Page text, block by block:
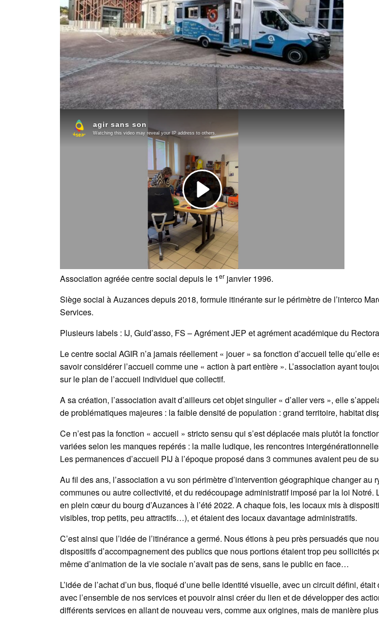
Association agréée centre social depuis le 1er janvier 1996.
Siège social à Auzances depuis 2018, formule itinérante sur le périmètre de l’interco
Services.
Plusieurs labels : IJ, Guid’asso, FS – Agrément JEP et agrément académique du
Le centre social AGIR n’a jamais réellement « jouer » sa fonction d’accueil telle
savoir considérer l’accueil comme une « action à part entière ». L’association ayant
sur le plan de l’accueil individuel que collectif.
A sa création, l’association avait d’ailleurs cet objet singulier « d’aller vers », elle
de problématiques majeures : la faible densité de population : grand territoire, habitat
Ce n’est pas la fonction « accueil » stricto sensu qui s’est déplacée mais plutôt la
variées selon les manques repérés : la malle ludique, les rencontres
Les permanences d’accueil PIJ à l’époque proposé dans 3 communes avaient peu de
Au fil des ans, l’association a vu son périmètre d’intervention géographique changer
communes ou autre collectivité, et du redécoupage administratif imposé par la loi Notré.
en plein cœur du bourg d’Auzances à l’été 2022. A chaque fois, les locaux mis à
visibles, trop petits, peu attractifs…), et étaient des locaux davantage administratifs.
C’est ainsi que l’idée de l’itinérance a germé. Nous étions à peu près persuadés que
dispositifs d’accompagnement des publics que nous portions étaient trop peu sollicités
même d’animation de la vie sociale n’avait pas de sens, sans le public en face…
L’idée de l’achat d’un bus, floqué d’une belle identité visuelle, avec un circuit défini,
avec l’ensemble de nos services et pouvoir ainsi créer du lien et de développer des
différents services en allant de nouveau vers, comme aux origines, mais de manière